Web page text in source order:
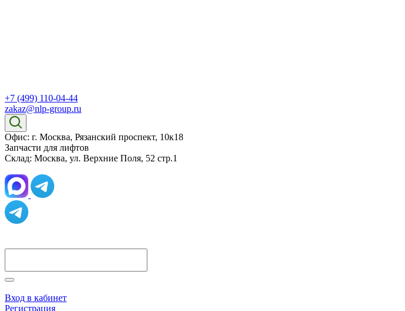
+7 (499) 110-04-44
zakaz@nlp-group.ru
Офис: г. Москва, Рязанский проспект, 10к18
Запчасти для лифтов
Склад: Москва, ул. Верхние Поля, 52 стр.1
Вход в кабинет
Регистрация